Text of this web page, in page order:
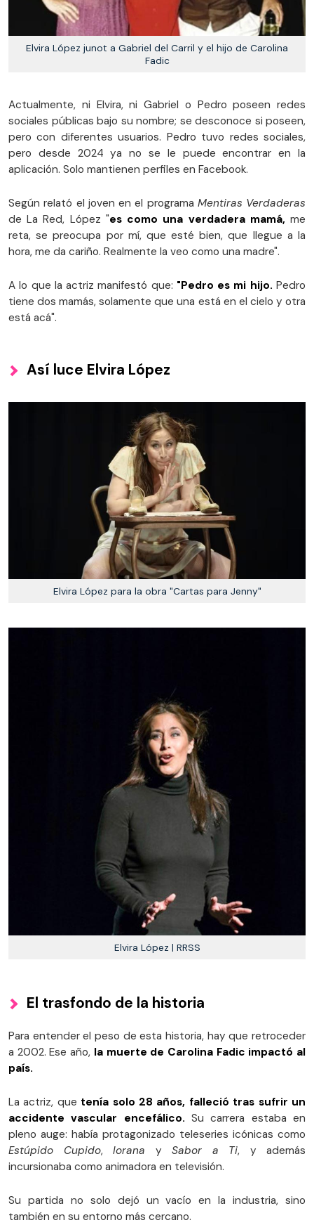
Elvira López junot a Gabriel del Carril y el hijo de Carolina
Fadic
Actualmente, ni Elvira, ni Gabriel o Pedro poseen redes
sociales públicas bajo su nombre; se desconoce si poseen,
pero con diferentes usuarios. Pedro tuvo redes sociales,
pero desde 2024 ya no se le puede encontrar en la
aplicación. Solo mantienen perfiles en Facebook.
Según relató el joven en el programa Mentiras Verdaderas
de La Red, López "es como una verdadera mamá, me
reta, se preocupa por mí, que esté bien, que llegue a la
hora, me da cariño. Realmente la veo como una madre".
A lo que la actriz manifestó que: "Pedro es mi hijo.Pedro
tiene dos mamás, solamente que una está en el cielo y otra
está acá".
Así luce Elvira López
Elvira López para la obra "Cartas para Jenny"
Elvira López | RRSS
El trasfondo de la historia
Para entender el peso de esta historia, hay que retroceder
a 2002. Ese año, la muerte de Carolina Fadic impactó al
país.
La actriz, que tenía solo 28 años, falleció tras sufrir un
accidente vascular encefálico. Su carrera estaba en
pleno auge: había protagonizado teleseries icónicas como
Estúpido Cupido, Iorana y Sabor a Ti, y además
incursionaba como animadora en televisión.
Su partida no solo dejó un vacío en la industria, sino
también en su entorno más cercano.